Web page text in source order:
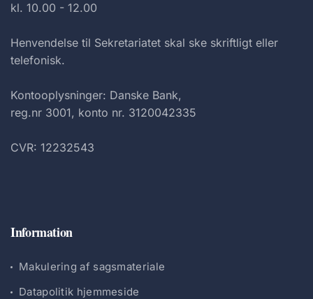
kl. 10.00 - 12.00
Henvendelse til Sekretariatet skal ske skriftligt eller
telefonisk.
Kontooplysninger: Danske Bank,
reg.nr 3001, konto nr. 3120042335
CVR: 12232543
Information
Makulering af sagsmateriale
Datapolitik hjemmeside